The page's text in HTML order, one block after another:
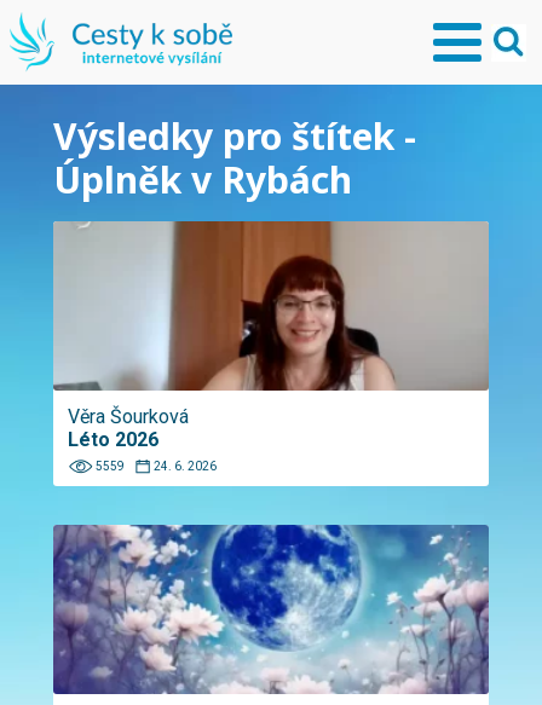
Výsledky pro štítek -
Úplněk v Rybách
Věra Šourková
Léto 2026
5559 24. 6. 2026